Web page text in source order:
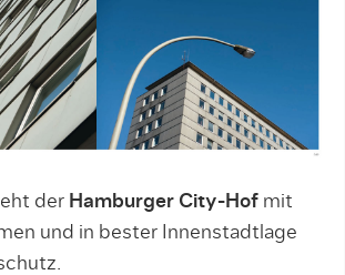
der Hamburger City-Hof mit
und in bester Innenstadtlage